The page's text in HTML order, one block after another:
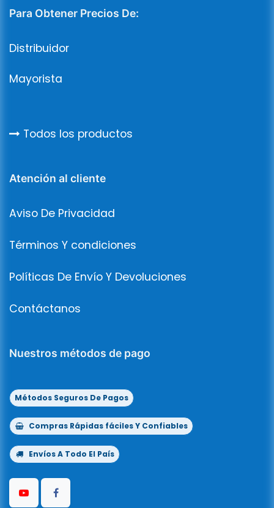
Para Obtener Precios De:
Distribuidor
Mayorista
Todos los productos
Atención al cliente
Aviso De Privacidad
Términos Y condiciones
Políticas De Envío Y Devoluciones
Contáctanos
Nuestros métodos de pago
Métodos Seguros De Pagos
Compras Rápidas fáciles Y Confiables
Envíos A Todo El País